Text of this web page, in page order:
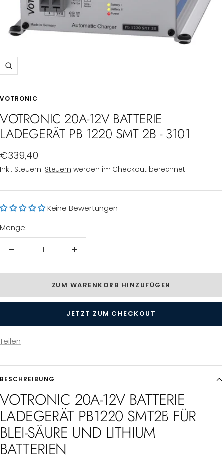
Zoom
VOTRONIC
VOTRONIC 20A-12V BATTERIE
LADEGERÄT PB 1220 SMT 2B - 3101
Angebotspreis
€339,40
Inkl. Steuern. Steuern werden im Checkout berechnet
Keine Bewertungen
Menge:
Menge
ZUM WARENKORB HINZUFÜGEN
JETZT ZUM CHECKOUT
Teilen
BESCHREIBUNG
VOTRONIC 20A-12V BATTERIE
LADEGERÄT PB1220 SMT2B FÜR
BLEI-SÄURE UND LITHIUM
BATTERIEN